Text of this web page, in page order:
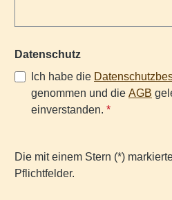
Datenschutz
Ich habe die
genommen und die AGB
einverstanden. *
Die mit einem Stern (*)
Pflichtfelder.